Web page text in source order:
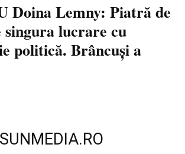
Doina Lemny: Piatră de
singura lucrare cu
politică. Brâncuși a